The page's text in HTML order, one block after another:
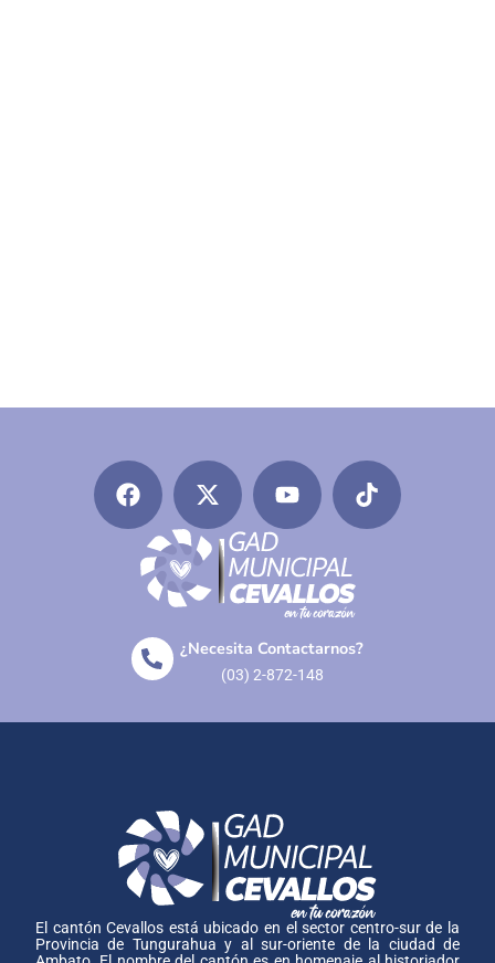
¿Necesita Contactarnos?
(03) 2-872-148
El cantón Cevallos está ubicado en el sector centro-sur de la
Provincia de Tungurahua y al sur-oriente de la ciudad de